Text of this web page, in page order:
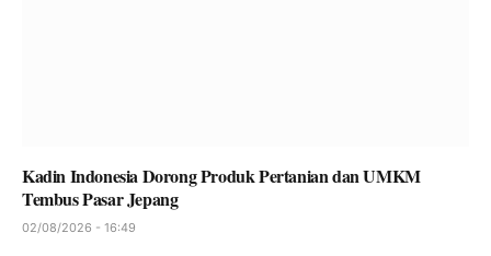
Kadin Indonesia Dorong Produk Pertanian dan UMKM
Tembus Pasar Jepang
02/08/2026 - 16:49